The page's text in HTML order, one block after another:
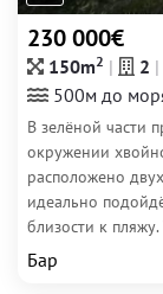
230 000€
150m2 2
500м до
В зелёной части
окружении
расположено
идеально
близости к
Бар